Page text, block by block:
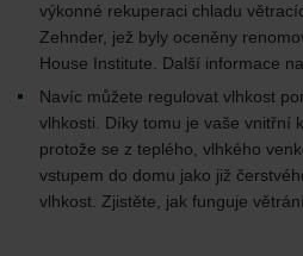
výkonné rekuperaci chladu
Zehnder, jež byly oceněny
House Institute. Další informace
Navíc můžete regulovat vlhkost
vlhkosti. Díky tomu je vaše vnitřní
protože se z teplého, vlhkého
vstupem do domu jako již
vlhkost. Zjistěte, jak funguje